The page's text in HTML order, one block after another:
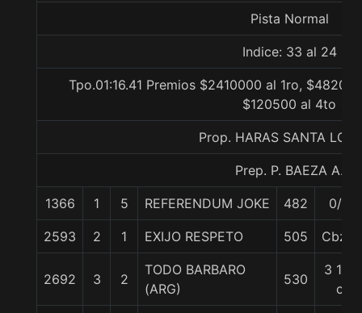
Pista Normal
Indice: 33 al 24
Tpo.01:16.41 Premios $2410000 al 1ro,
$120500 al 4to
Prop. HARAS SANTA
Prep. P. BAEZA A.
1366 1 5 REFERENDUM JOKE 482 0/0
2593 2 1 EXIJO RESPETO 505 Cbza.
2692 3 2
TODO BARBARO
(ARG)
530
3 1/4
c